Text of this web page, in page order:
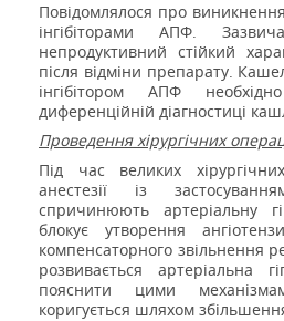
Повідомлялося про
інгібіторами АПФ.
непродуктивний стійкий
після відміни препарату.
інгібітором АПФ
диференційній діагностиці
Проведення хірургічних
Під час великих
анестезії із
спричинюють артеріальну
блокує утворення
компенсаторного звільнення
розвивається артеріальна
пояснити цими
коригується шляхом